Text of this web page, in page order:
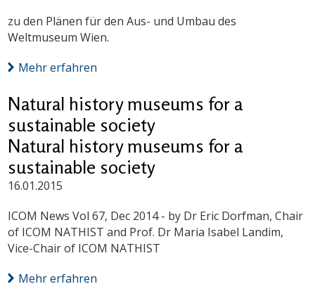
zu den Plänen für den Aus- und Umbau des
Weltmuseum Wien.
Mehr erfahren
Natural history museums for a
sustainable society
Natural history museums for a
sustainable society
16.01.2015
ICOM News Vol 67, Dec 2014 - by Dr Eric Dorfman, Chair
of ICOM NATHIST and Prof. Dr Maria Isabel Landim,
Vice-Chair of ICOM NATHIST
Mehr erfahren